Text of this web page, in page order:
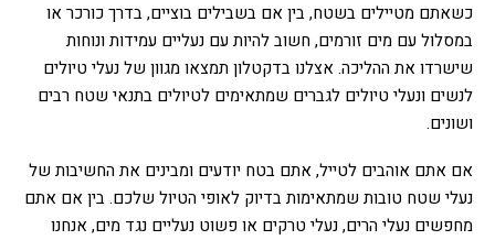
כשאתם מטיילים בשטח, בין אם בשבילים בוציים, בדרך כורכר או
במסלול עם מים זורמים, חשוב להיות עם נעליים עמידות ונוחות
שישרדו את ההליכה. אצלנו בדקטלון תמצאו מגוון של נעלי טיולים
לנשים ונעלי טיולים לגברים שמתאימים לטיולים בתנאי שטח רבים
ושונים.
אם אתם אוהבים לטייל, אתם בטח יודעים ומבינים את החשיבות של
נעלי שטח טובות שמתאימות בדיוק לאופי הטיול שלכם. בין אם אתם
מחפשים נעלי הרים, נעלי טרקים או פשוט נעליים נגד מים, אנחנו